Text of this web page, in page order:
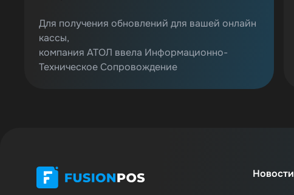
Для получения обновлений для вашей онлайн
кассы,
компания АТОЛ ввела Информационно-
Техническое Сопровождение
Новости